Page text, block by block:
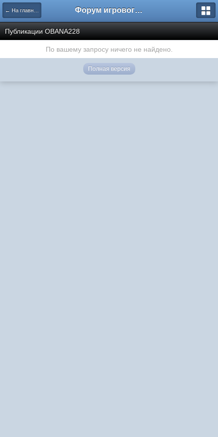
← На главную Форум игрового проекта Riverrise
Публикации OBANA228
По вашему запросу ничего не найдено.
Полная версия